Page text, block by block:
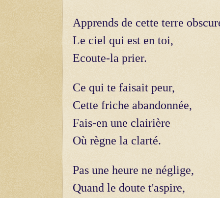
Apprends de cette terre
Le ciel qui est en toi,
Ecoute-la prier.
Ce qui te faisait peur,
Cette friche abandonnée,
Fais-en une clairière
Où règne la clarté.
Pas une heure ne néglige,
Quand le doute t'aspire,